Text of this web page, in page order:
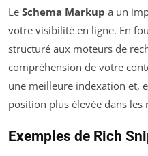
Le Schema Markup a un
votre visibilité en ligne. En
structuré aux moteurs de
compréhension de votre
une meilleure indexation et,
position plus élevée dans les
Exemples de Rich